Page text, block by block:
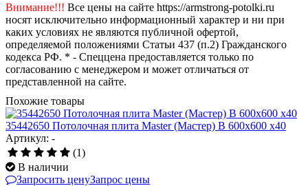
Внимание!!! Все цены на сайте https://armstrong-potolki.ru
носят исключительно информационный характер и ни при
каких условиях не являются публичной офертой,
определяемой положениями Статьи 437 (п.2) Гражданского
кодекса РФ. * - Спеццена предоставляется только по
согласованию с менеджером и может отличаться от
представленной на сайте.
Похожие товары
35442650 Потолочная плита Master (Мастер) B 600x600 x40
Артикул: -
(1)
В наличии
Запросить ценуЗапрос цены